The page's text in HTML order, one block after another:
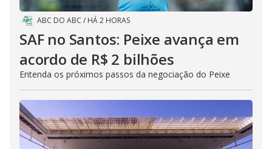
ABC DO ABC / HÁ 2 HORAS
SAF no Santos: Peixe avança em
acordo de R$ 2 bilhões
Entenda os próximos passos da negociação do Peixe